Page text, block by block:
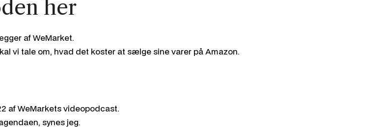
her
af WeMarket.
vi tale om, hvad det koster at sælge sine varer på Amazon.
af WeMarkets videopodcast.
synes jeg.